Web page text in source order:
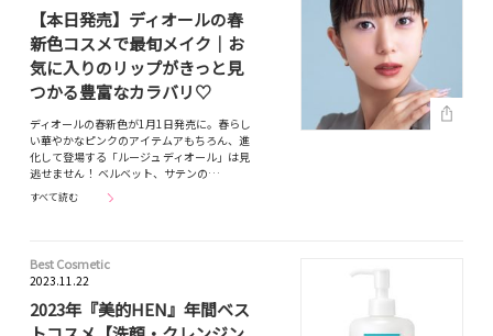
【本日発売】ディオールの春
新色コスメで最旬メイク｜お
気に入りのリップがきっと見
つかる豊富なカラバリ♡
ディオールの春新色が1月1日発売に。春らし
い華やかなピンクのアイテムアもちろん、進
化して登場する「ルージュ ディオール」は見
逃せません！ ベルベット、サテンの…
すべて読む
Best Cosmetic
2023.11.22
2023年『美的HEN』年間ベス